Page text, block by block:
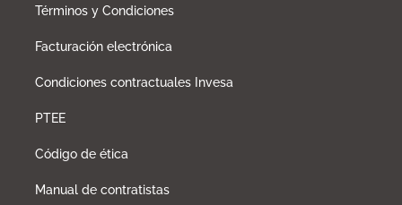
Términos y Condiciones
Facturación electrónica
Condiciones contractuales Invesa
PTEE
Código de ética
Manual de contratistas